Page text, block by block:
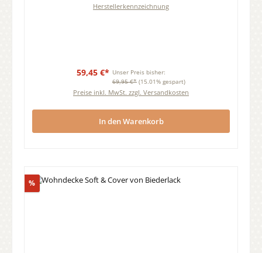
Herstellerkennzeichnung
59,45 €* Unser Preis bisher:
69,95 €* (15.01% gespart)
Preise inkl. MwSt. zzgl. Versandkosten
In den Warenkorb
%Rabatt